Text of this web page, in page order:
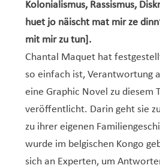
Kolonialismus, Rassismus,
huet jo näischt mat mir ze
mit mir zu tun].
Chantal Maquet hat
so einfach ist, Verantwortung
eine Graphic Novel zu diesem
veröffentlicht. Darin geht sie
zu ihrer eigenen
wurde im belgischen Kongo
sich an Experten, um